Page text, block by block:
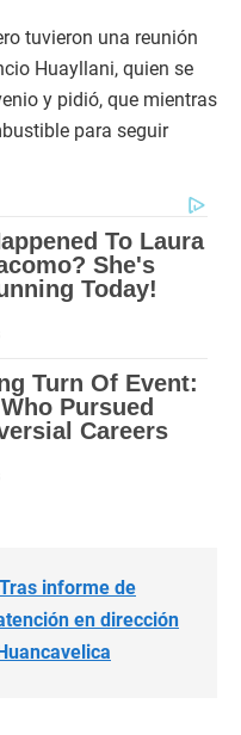
tuvieron una reunión
Huayllani, quien se
y pidió, que mientras
para seguir
Tras informe de
en dirección